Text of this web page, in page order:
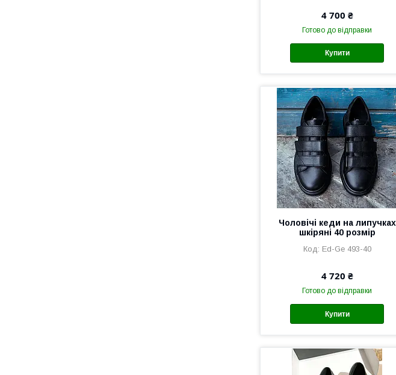
4 700 ₴
Готово до відправки
Купити
Чоловічі кеди на липучках
шкіряні 40 розмір
Ed-Ge 493-40
4 720 ₴
Готово до відправки
Купити